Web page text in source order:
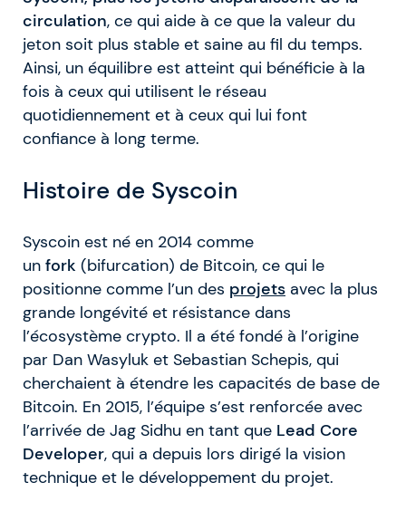
circulation, ce qui aide à ce que la valeur du
jeton soit plus stable et saine au fil du temps.
Ainsi, un équilibre est atteint qui bénéficie à la
fois à ceux qui utilisent le réseau
quotidiennement et à ceux qui lui font
confiance à long terme.
Histoire de Syscoin
Syscoin est né en 2014 comme
un fork (bifurcation) de Bitcoin, ce qui le
positionne comme l’un des projets avec la plus
grande longévité et résistance dans
l’écosystème crypto. Il a été fondé à l’origine
par Dan Wasyluk et Sebastian Schepis, qui
cherchaient à étendre les capacités de base de
Bitcoin. En 2015, l’équipe s’est renforcée avec
l’arrivée de Jag Sidhu en tant que Lead Core
Developer, qui a depuis lors dirigé la vision
technique et le développement du projet.